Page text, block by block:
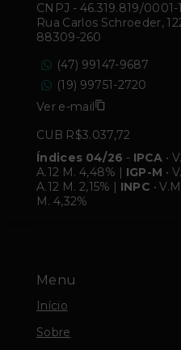
Menu
Início
Sobre
CNPJ - 46.319.819/0001-
Rua Carlos Schroeder,
88309-260
(47) 99147-9687
(19) 99751-2720
Ver e-mail
CUB R$3.037,72
Índices 04/26 - IPCA •
A.12 M. 4,48% | IGP-M •
A.12 M. 2,15% | INPC •
M. 4,32%